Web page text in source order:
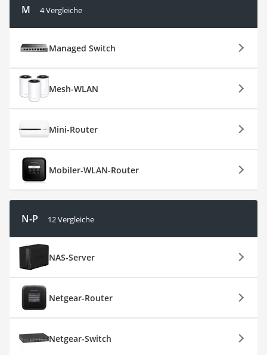
M 4 Vergleiche
Managed Switch
Mesh-WLAN
Mini-Router
Mobiler-WLAN-Router
N-P 12 Vergleiche
NAS-Server
Netgear-Router
Netgear-Switch